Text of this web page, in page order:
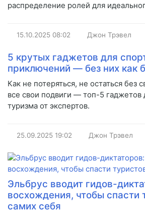
распределение ролей для
15.10.2025 08:02 Джон Трэвел
5 крутых гаджетов для
приключений — без них как
Как не потеряться, не остаться без
все свои подвиги — топ-5 гаджетов
туризма от экспертов.
25.09.2025 19:02 Джон Трэвел
Эльбрус вводит гидов-
восхождения, чтобы спасти
самих себя